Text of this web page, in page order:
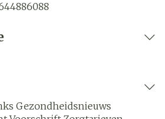
Gezondheidsnieuws